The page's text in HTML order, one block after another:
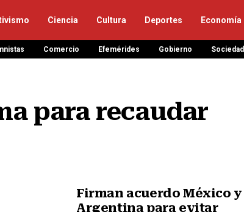
Ciencia Cultura Deportes Economía
Comercio Efemérides Gobierno Sociedad
para recaudar
Firman acuerdo México y
Argentina para evitar